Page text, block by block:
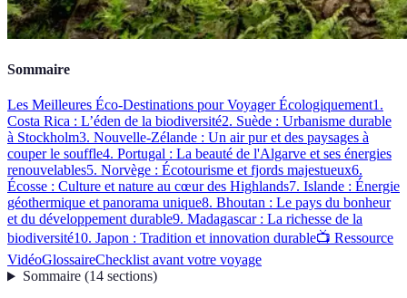
Sommaire
Les Meilleures Éco-Destinations pour Voyager Écologiquement1.
Costa Rica : L’éden de la biodiversité2. Suède : Urbanisme durable
à Stockholm3. Nouvelle-Zélande : Un air pur et des paysages à
couper le souffle4. Portugal : La beauté de l'Algarve et ses énergies
renouvelables5. Norvège : Écotourisme et fjords majestueux6.
Écosse : Culture et nature au cœur des Highlands7. Islande : Énergie
géothermique et panorama unique8. Bhoutan : Le pays du bonheur
et du développement durable9. Madagascar : La richesse de la
biodiversité10. Japon : Tradition et innovation durable📺 Ressource
VidéoGlossaireChecklist avant votre voyage
Sommaire(14 sections)